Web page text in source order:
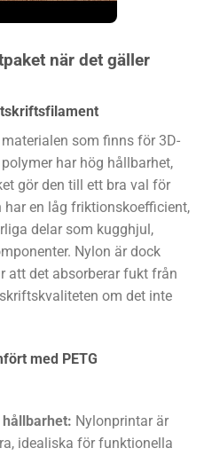
när det gäller
som finns för 3D-
har hög hållbarhet,
gör den till ett bra val för
har en låg friktionskoefficient,
delar som kugghjul,
Nylon är dock
att det absorberar fukt från
om det inte
med PETG
Nylonprintar är
idealiska för funktionella